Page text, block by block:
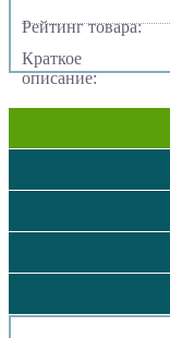
Рейтинг товара:
Краткое
описание: